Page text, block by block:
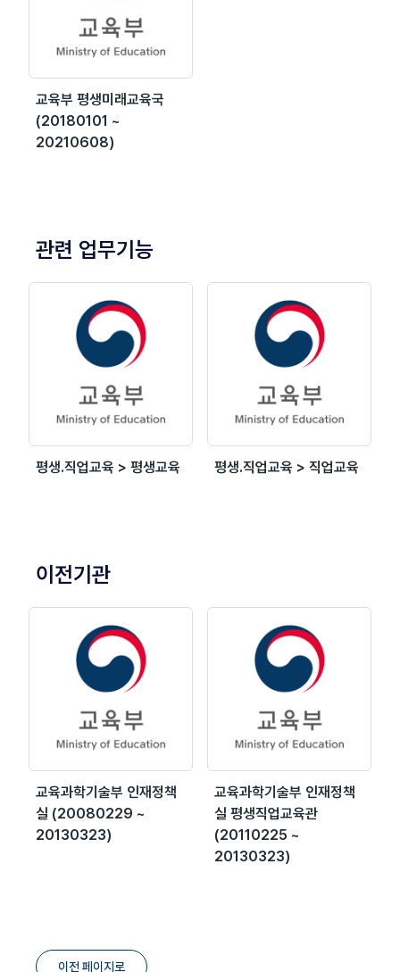
교육부 평생미래교육국
(20180101 ~
20210608)
관련 업무기능
평생.직업교육 > 평생교육 평생.직업교육 > 직업교육
이전기관
교육과학기술부 인재정책
실 (20080229 ~
20130323)
교육과학기술부 인재정책
실 평생직업교육관
(20110225 ~
20130323)
이전 페이지로